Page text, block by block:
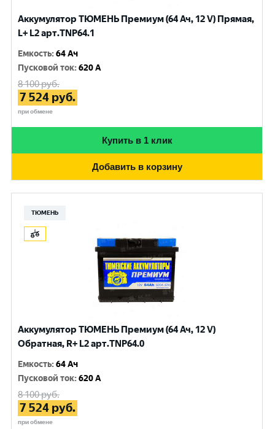
Аккумулятор ТЮМЕНЬ Премиум (64 Ач, 12 V) Прямая,
L+ L2 арт.TNP64.1
Емкость:64 Ач
Пусковой ток:620 A
8 100руб.
7 524 руб.
при обмене
Купить в 1 клик
Добавить в корзину
ТЮМЕНЬ
Аккумулятор ТЮМЕНЬ Премиум (64 Ач, 12 V)
Обратная, R+ L2 арт.TNP64.0
Емкость:64 Ач
Пусковой ток:620 A
8 100руб.
7 524 руб.
при обмене